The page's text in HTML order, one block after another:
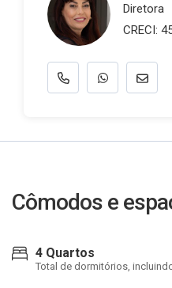
Diretora
CRECI:
Cômodos e
4 Quartos
Total de dormitórios,